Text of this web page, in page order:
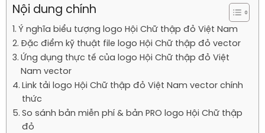
Nội dung chính
Ý nghĩa biểu tượng logo Hội Chữ thập đỏ Việt Nam
Đặc điểm kỹ thuật file logo Hội Chữ thập đỏ vector
Ứng dụng thực tế của logo Hội Chữ thập đỏ Việt
Nam vector
Link tải logo Hội Chữ thập đỏ Việt Nam vector chính
thức
So sánh bản miễn phí & bản PRO logo Hội Chữ thập
đỏ